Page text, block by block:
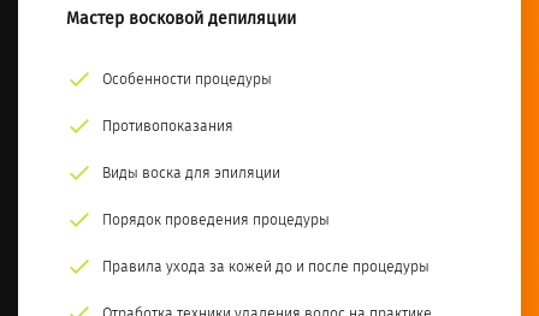
Мастер восковой депиляции
Особенности процедуры
Противопоказания
Виды воска для эпиляции
Порядок проведения процедуры
Правила ухода за кожей до и после процедуры